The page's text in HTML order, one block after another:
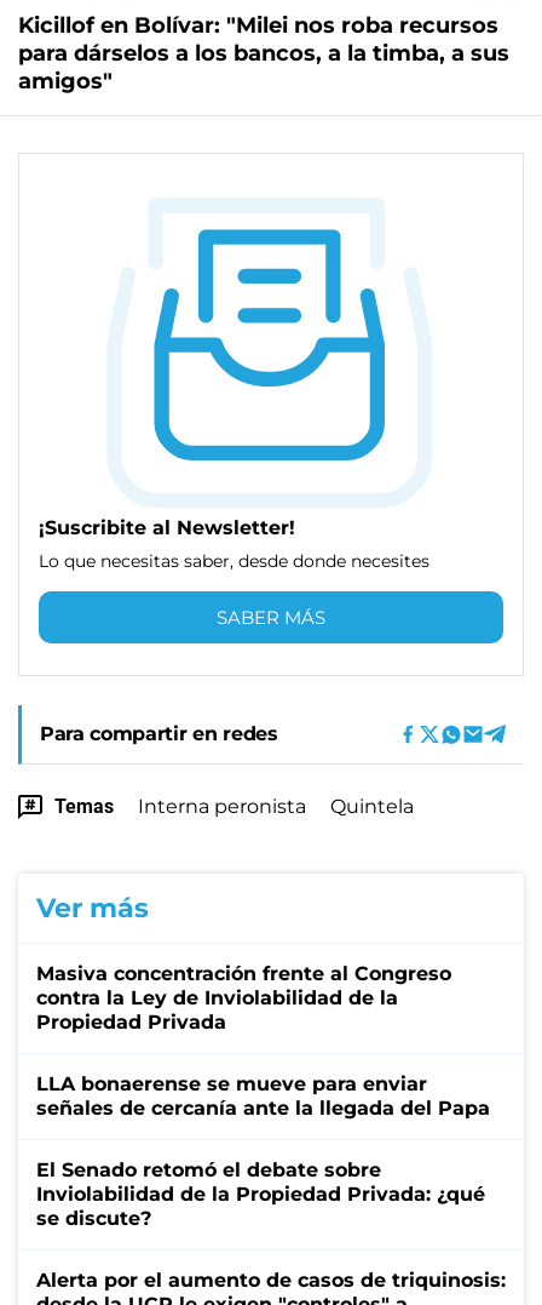
Kicillof en Bolívar: "Milei nos roba recursos
para dárselos a los bancos, a la timba, a sus
amigos"
¡Suscribite al Newsletter!
Lo que necesitas saber, desde donde necesites
SABER MÁS
Para compartir en redes
Temas Interna peronista Quintela
Ver más
Masiva concentración frente al Congreso
contra la Ley de Inviolabilidad de la
Propiedad Privada
LLA bonaerense se mueve para enviar
señales de cercanía ante la llegada del Papa
El Senado retomó el debate sobre
Inviolabilidad de la Propiedad Privada: ¿qué
se discute?
Alerta por el aumento de casos de triquinosis: